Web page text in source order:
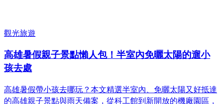
觀光旅遊
高雄暑假親子景點懶人包！半室內免曬太陽的遛小
孩去處
高雄暑假帶小孩去哪玩？本文精選半室內、免曬太陽又好抵達
的高雄親子景點與雨天備案，從科工館到新開放的機廠園區，